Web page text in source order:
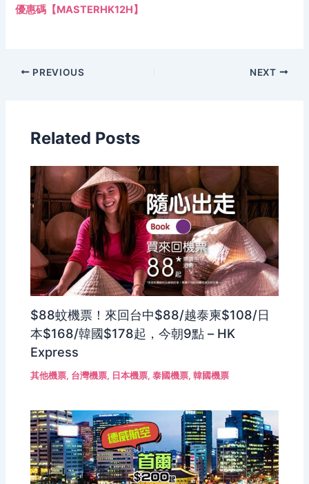
優惠碼【MASTERHK12H】
PREVIOUS NEXT
Related Posts
$88蚊機票！來回台中$88/越泰柬$108/日
本$168/韓國$178起，今朝9點 – HK
Express
其他機票, 台灣機票, 日本機票,泰國機票,韓國機票